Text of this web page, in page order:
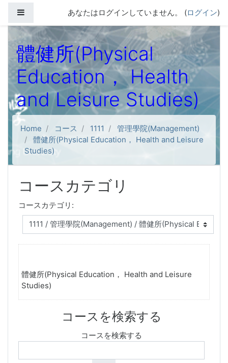
サイドパネルあなたはログインしていません。 (ログイン)
體健所(Physical
Education， Health
and Leisure Studies)
Home コース 1111
管理學院(Management)
體健所(Physical Education， Health and Leisure
Studies)
コースカテゴリ
コースカテゴリ:
體健所(Physical Education， Health and Leisure
Studies)
コースを検索する
コースを検索する